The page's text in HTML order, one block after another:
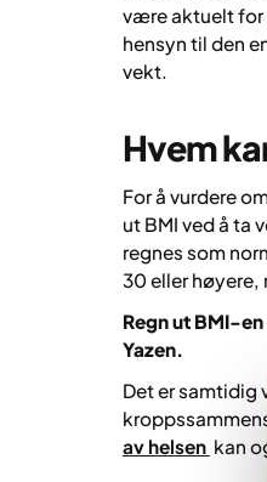
være aktuelt for
hensyn til den
vekt.
Hvem
For å vurdere
ut BMI ved å ta
regnes som
30 eller høyere,
Regn ut BMI-
Yazen.
Det er samtidig
av helsen kan